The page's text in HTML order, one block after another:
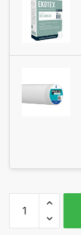
Renovlies
Plus